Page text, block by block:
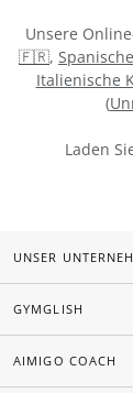
Unsere
🇫🇷,
Italienische
(
Laden
UNSER
GYMGLISH
AIMIGO COACH